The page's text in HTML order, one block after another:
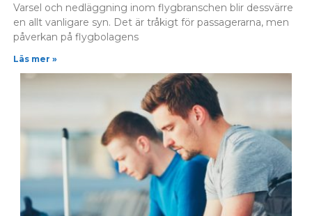
Varsel och nedläggning inom flygbranschen blir dessvärre
en allt vanligare syn. Det är tråkigt för passagerarna, men
påverkan på flygbolagens
Läs mer »